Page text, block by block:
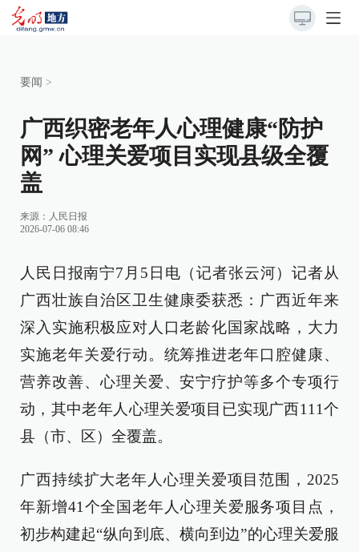
要闻 >
广西织密老年人心理健康“防护
网” 心理关爱项目实现县级全覆
盖
来源： 人民日报
2026-07-06 08:46
人民日报南宁7月5日电（记者张云河）记者从
广西壮族自治区卫生健康委获悉：广西近年来
深入实施积极应对人口老龄化国家战略，大力
实施老年关爱行动。统筹推进老年口腔健康、
营养改善、心理关爱、安宁疗护等多个专项行
动，其中老年人心理关爱项目已实现广西111个
县（市、区）全覆盖。
广西持续扩大老年人心理关爱项目范围，2025
年新增41个全国老年人心理关爱服务项目点，
初步构建起“纵向到底、横向到边”的心理关爱服